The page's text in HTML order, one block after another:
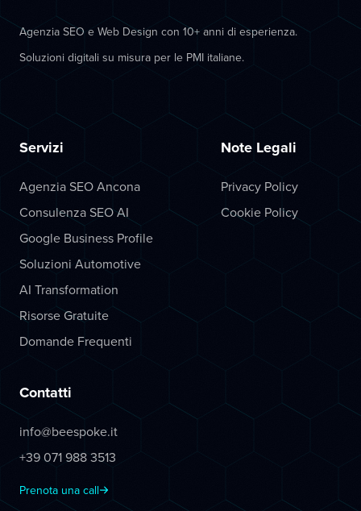
Agenzia SEO e Web Design con 10+ anni di esperienza.
Soluzioni digitali su misura per le PMI italiane.
Servizi
Agenzia SEO Ancona
Consulenza SEO AI
Google Business Profile
Soluzioni Automotive
AI Transformation
Risorse Gratuite
Domande Frequenti
Note Legali
Privacy Policy
Cookie Policy
Contatti
info@beespoke.it
+39 071 988 3513
Prenota una call